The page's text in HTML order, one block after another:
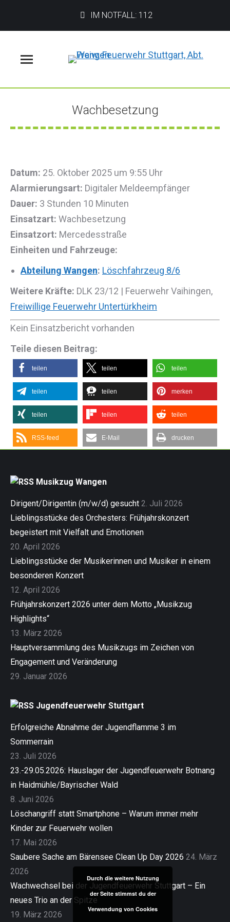
IM NOTFALL: 112
Wachbesetzung
Sie befinden sich hier:
Datum: 25. Oktober 2025 um 9:55 Uhr
Alarmierungsart: Digitaler Meldeempfänger
Dauer: 3 Stunden 10 Minuten
Einsatzart: Wachbesetzung
Einsatzort: Mercedesstraße
Einheiten und Fahrzeuge:
Abteilung Wangen: Löschfahrzeug 8/6
Weitere Kräfte: DLK 23/12 | Feuerwehr Vaihingen,
Freiwillige Feuerwehr Untertürkheim
Kein Einsatzbericht vorhanden
Teile diesen Beitrag:
teilen teilen teilen
teilen teilen merken
teilen teilen teilen
RSS-feed E-Mail drucken
Musikzug Wangen
Dirigent/Dirigentin (m/w/d) gesucht 2. Juli 2026
Lieblingsstücke des Orchesters: Frühjahrskonzert
begeistert mit Vielfalt und Emotionen
20. April 2026
Lieblingsstücke der Musikerinnen und Musiker in einem
besonderen Konzert
12. April 2026
Frühjahrskonzert 2026 unter dem Motto „Musikzug
Highlights“
13. März 2026
Hauptversammlung des Musikzugs im Zeichen von
Engagement und Veränderung
29. Januar 2026
Jugendfeuerwehr Stuttgart
Erfolgreiche Abnahme der Jugendflamme 3 im
Sommerrain
23. Juli 2026
23.-29.05.2026: Hauslager der Jugendfeuerwehr Botnang
in Haidmühle/Bayrischer Wald
8. Juni 2026
Löschangriff statt Smartphone – Warum immer mehr
Kinder zur Feuerwehr wollen
17. Mai 2026
Saubere Sache am Bärensee Clean Up Day 2026 24. März
2026
Wachwechsel bei der Jugendfeuerwehr Stuttgart – Ein
neues Trio an der Spitze
19. März 2026
Durch die weitere Nutzung
der Seite stimmst du der
Verwendung von Cookies